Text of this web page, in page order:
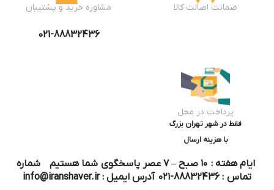
ضمانت اصالت کالا مشاوره خرید و پشتیبان
021-88832436
پرداخت در محل
فقط در شهر تهران بزرگ
با هزینه ارسال
ایام هفته : ۱۰ صبح – ۷ عصر پاسخگوی شما هستیم شماره
تماس : 88832436-۰۲۱ آدرس ایمیل : info@iranshaver.ir